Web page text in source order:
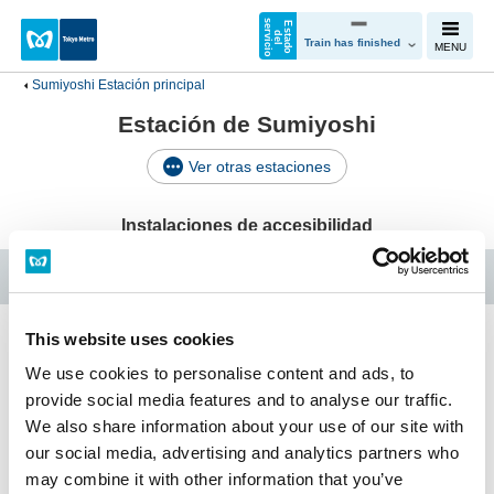
This website uses cookies
We use cookies to personalise content and ads, to
provide social media features and to analyse our traffic.
We also share information about your use of our site with
our social media, advertising and analytics partners who
may combine it with other information that you’ve
E
s
t
a
d
o
de
l
s e
rv
i
c
i
o Train has finished MENU
Sumiyoshi Estación principal
Estación de Sumiyoshi
Ver otras estaciones
Instalaciones de accesibilidad
Sumiyoshi Estación principal
Horario
Instalaciones de
accesibilidad